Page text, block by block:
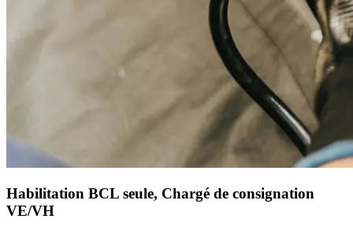
Habilitation BCL seule, Chargé de consignation
VE/VH